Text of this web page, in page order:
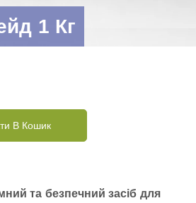
1 Кг
В Кошик
та безпечний засіб для